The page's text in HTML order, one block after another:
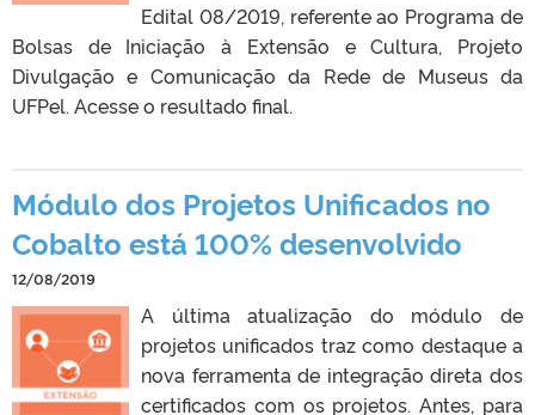
Edital 08/2019, referente ao Programa de
Bolsas de Iniciação à Extensão e Cultura, Projeto
Divulgação e Comunicação da Rede de Museus da
UFPel. Acesse o resultado final.
Módulo dos Projetos Unificados no
Cobalto está 100% desenvolvido
12/08/2019
A última atualização do módulo de
projetos unificados traz como destaque a
nova ferramenta de integração direta dos
certificados com os projetos. Antes, para